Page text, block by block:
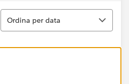
Ordina
Ordina per data